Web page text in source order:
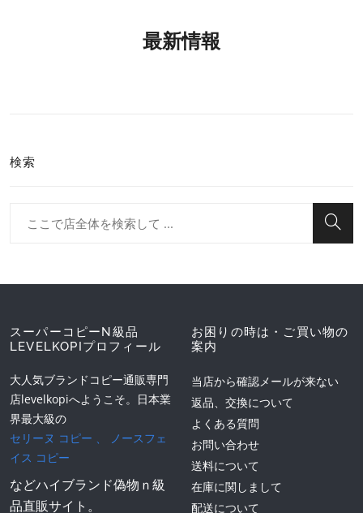
最新情報
検索
スーパーコピーN級品
LEVELKOPIプロフィール
大人気ブランドコピー通販専門
店levelkopiへようこそ。日本業
界最大級の
セリーヌ コピー
ノースフェ
イス コピー
などハイブランド偽物ｎ級
品直販サイト。
お困りの時は・ご買い物の
案内
当店から確認メールが来ない
返品、交換について
よくある質問
お問い合わせ
送料について
在庫に関しまして
配送について